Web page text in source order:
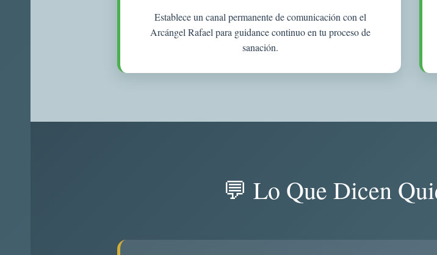
Establece un canal permanente de comunicación con el
Arcángel Rafael para guidance continuo en tu proceso de
sanación.
💬 Lo Que Dicen